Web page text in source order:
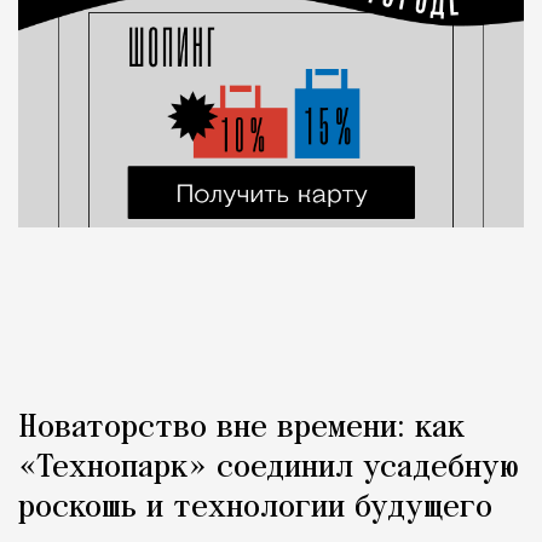
Новаторство вне времени: как
«Технопарк» соединил усадебную
роскошь и технологии будущего